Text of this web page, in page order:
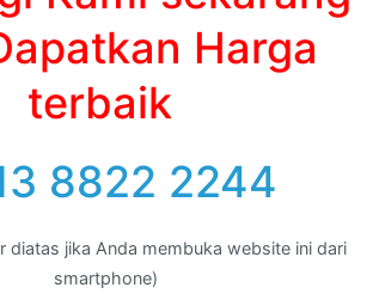
Harga
terbaik
8822 2244
diatas jika Anda membuka website ini dari
smartphone)